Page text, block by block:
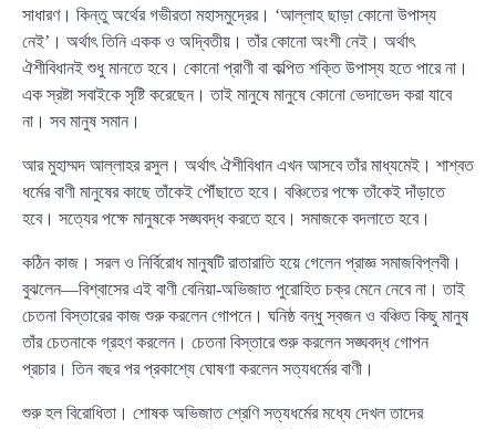
সাধারণ। কিন্তু অর্থের গভীরতা মহাসমুদ্রের। ‘আল্লাহ ছাড়া কোনো উপাস্য
নেই’। অর্থাৎ তিনি একক ও অদ্বিতীয়। তাঁর কোনো অংশী নেই। অর্থাৎ
ঐশীবিধানই শুধু মানতে হবে। কোনো প্রাণী বা কল্পিত শক্তি উপাস্য হতে পারে না।
এক স্রষ্টা সবাইকে সৃষ্টি করেছেন। তাই মানুষে মানুষে কোনো ভেদাভেদ করা যাবে
না। সব মানুষ সমান।
আর মুহাম্মদ আল্লাহর রসুল। অর্থাৎ ঐশীবিধান এখন আসবে তাঁর মাধ্যমেই। শাশ্বত
ধর্মের বাণী মানুষের কাছে তাঁকেই পৌঁছাতে হবে। বঞ্চিতের পক্ষে তাঁকেই দাঁড়াতে
হবে। সত্যের পক্ষে মানুষকে সঙ্ঘবদ্ধ করতে হবে। সমাজকে বদলাতে হবে।
কঠিন কাজ। সরল ও নির্বিরোধ মানুষটি রাতারাতি হয়ে গেলেন প্রাজ্ঞ সমাজবিপ্লবী।
বুঝলেন—বিশ্বাসের এই বাণী বেনিয়া-অভিজাত পুরোহিত চক্র মেনে নেবে না। তাই
চেতনা বিস্তারের কাজ শুরু করলেন গোপনে। ঘনিষ্ঠ বন্ধু স্বজন ও বঞ্চিত কিছু মানুষ
তাঁর চেতনাকে গ্রহণ করলেন। চেতনা বিস্তারে শুরু করলেন সঙ্ঘবদ্ধ গোপন
প্রচার। তিন বছর পর প্রকাশ্যে ঘোষণা করলেন সত্যধর্মের বাণী।
শুরু হল বিরোধিতা। শোষক অভিজাত শ্রেণি সত্যধর্মের মধ্যে দেখল তাদের